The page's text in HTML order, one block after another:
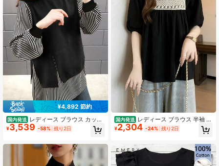
¥4,892 節約
国内発送 レディース ブラウス カット
ソー ストライプ 切替 トップス フェ
イクレイヤード 重ね着風 パフスリー
ック 長袖 体型カバー 着痩せ お尻が
隠れる 二の腕カバー 華奢見え サイ
ドスリット ボタン 大人可愛い きれ
¥3,539 -58% 残り2日
国内発送 レディース ブラウス 半袖 パ
フスリーブ スクエアネック レース
刺繍 クロシェ編み チュニック トッ
カバー お腹周りカバー ゆったり 骨
格ウェーブ 骨格ストレート 大人可愛
い フェミニン ガーリー きれいめ カ
¥2,304 -24% 残り2日